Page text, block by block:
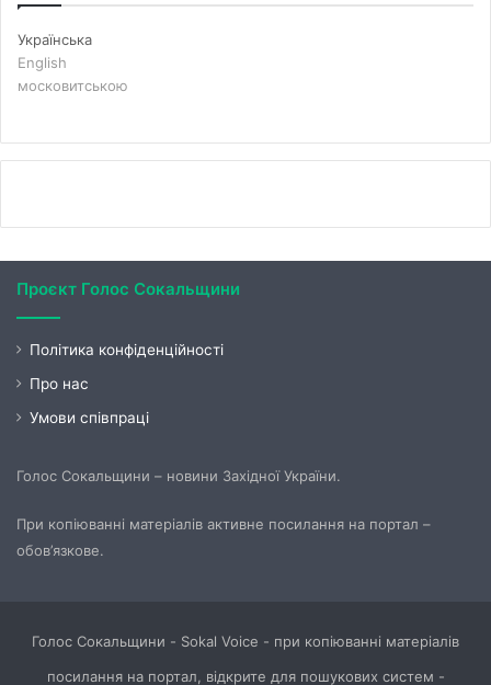
Українська
English
московитською
Проєкт Голос Сокальщини
Політика конфіденційності
Про нас
Умови співпраці
Голос Сокальщини – новини Західної України.
При копіюванні матеріалів активне посилання на портал –
обов’язкове.
Голос Сокальщини - Sokal Voice - при копіюванні матеріалів
посилання на портал, відкрите для пошукових систем -